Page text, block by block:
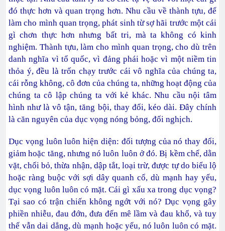
đó thực hơn và quan trọng hơn. Nhu cầu về thành tựu, để
làm cho mình quan trọng, phát sinh từ sợ hãi trước một cái
gì chơn thực hơn nhưng bất tri, mà ta không có kinh
nghiệm. Thành tựu, làm cho mình quan trọng, cho dù trên
danh nghĩa vì tổ quốc, vì đảng phái hoặc vì một niềm tin
thỏa ý, đều là trốn chạy trước cái vô nghĩa của chúng ta,
cái rỗng không, cô đơn của chúng ta, những hoạt động của
chúng ta cô lập chúng ta với kẻ khác. Nhu cầu nội tâm
hình như là vô tận, tăng bội, thay đổi, kéo dài. Đây chính
là căn nguyên của dục vọng nóng bỏng, đối nghịch.
Dục vọng luôn luôn hiện diện: đối tượng của nó thay đổi,
giảm hoặc tăng, nhưng nó luôn luôn ở đó. Bị kềm chế, dằn
vặt, chối bỏ, thừa nhận, dập tắt, loại trừ, được tự do biểu lộ
hoặc ràng buộc với sợi dây quanh cổ, dù mạnh hay yếu,
dục vọng luôn luôn có mặt. Cái gì xấu xa trong dục vọng?
Tại sao có trận chiến không ngớt với nó? Dục vọng gây
phiền nhiễu, đau đớn, đưa đến mê lầm và đau khổ, và tuy
thế vẫn dai dẳng, dù mạnh hoặc yếu, nó luôn luôn có mặt.